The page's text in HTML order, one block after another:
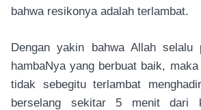
bahwa resikonya adalah terlambat.
Dengan yakin bahwa Allah selalu
hambaNya yang berbuat baik,
tidak sebegitu terlambat
berselang sekitar 5 menit dari